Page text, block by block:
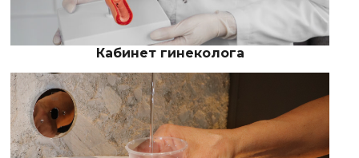
Кабинет гинеколога